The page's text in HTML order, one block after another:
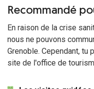
Recommandé
En raison de la crise
nous ne pouvons
Grenoble. Cependant, tu
site de l'office de